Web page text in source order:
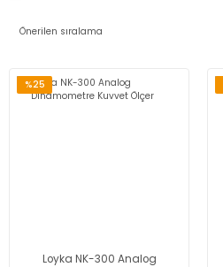
%25
Loyka NK-300 Analog